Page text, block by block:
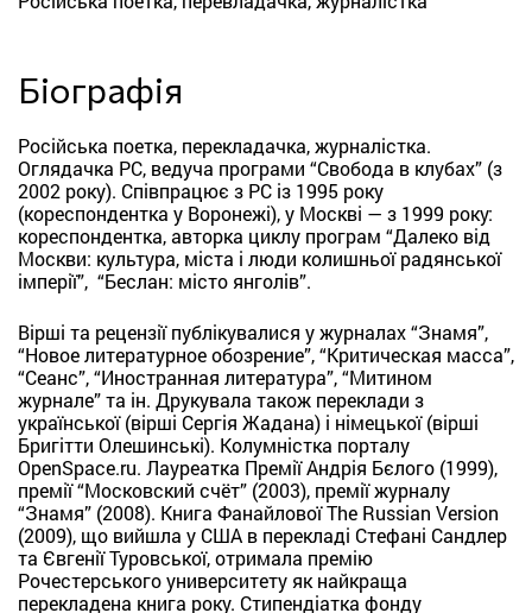
Біографія
Російська поетка, перекладачка, журналістка.
Оглядачка РС, ведуча програми “Свобода в клубах” (з
2002 року). Співпрацює з РС із 1995 року
(кореспондентка у Воронежі), у Москві — з 1999 року:
кореспондентка, авторка циклу програм “Далеко від
Москви: культура, міста і люди колишньої радянської
імперії”, “Беслан: місто янголів”.
Вірші та рецензії публікувалися у журналах “Знамя”,
“Новое литературное обозрение”, “Критическая масса”,
“Сеанс”, “Иностранная литература”, “Митином
журнале” та ін. Друкувала також переклади з
української (вірші Сергія Жадана) і німецької (вірші
Бригітти Олешинські). Колумністка порталу
OpenSpace.ru. Лауреатка Премії Андрія Бєлого (1999),
премії “Московский счёт” (2003), премії журналу
“Знамя” (2008). Книга Фанайлової The Russian Version
(2009), що вийшла у США в перекладі Стефані Сандлер
та Євгенії Туровської, отримала премію
Рочестерського университету як найкраща
перекладена книга року. Стипендіатка фонду